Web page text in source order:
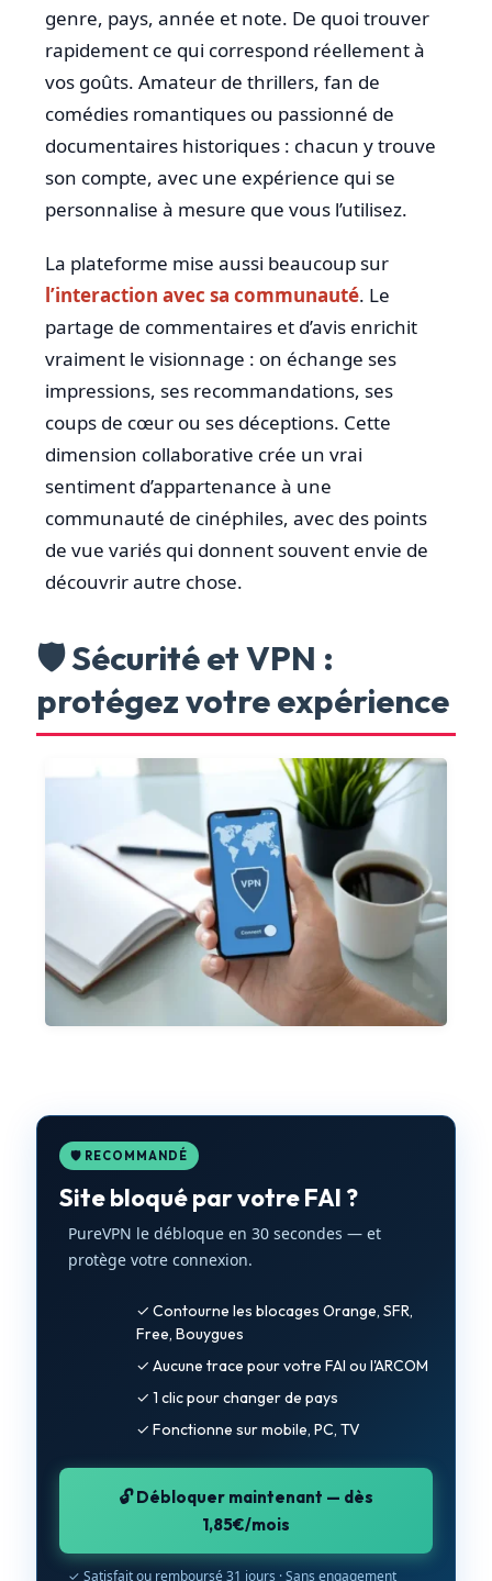
genre, pays, année et note. De quoi trouver
rapidement ce qui correspond réellement à
vos goûts. Amateur de thrillers, fan de
comédies romantiques ou passionné de
documentaires historiques : chacun y trouve
son compte, avec une expérience qui se
personnalise à mesure que vous l’utilisez.
La plateforme mise aussi beaucoup sur
l’interaction avec sa communauté. Le
partage de commentaires et d’avis enrichit
vraiment le visionnage : on échange ses
impressions, ses recommandations, ses
coups de cœur ou ses déceptions. Cette
dimension collaborative crée un vrai
sentiment d’appartenance à une
communauté de cinéphiles, avec des points
de vue variés qui donnent souvent envie de
découvrir autre chose.
🛡️ Sécurité et VPN :
protégez votre expérience
🛡️ RECOMMANDÉ
Site bloqué par votre FAI ?
PureVPN le débloque en 30 secondes — et
protège votre connexion.
✓ Contourne les blocages Orange, SFR,
Free, Bouygues
✓ Aucune trace pour votre FAI ou l'ARCOM
✓ 1 clic pour changer de pays
✓ Fonctionne sur mobile, PC, TV
🔓 Débloquer maintenant — dès
1,85€/mois
✓ Satisfait ou remboursé 31 jours · Sans engagement